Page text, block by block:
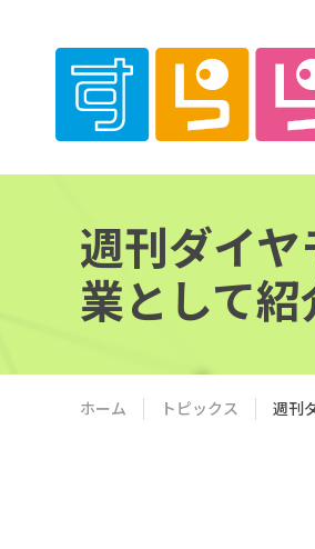
週刊ダイ
業として紹
ホーム トピックス 週刊